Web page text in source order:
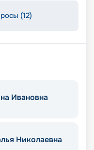
(12)
Ивановна
Николаевна